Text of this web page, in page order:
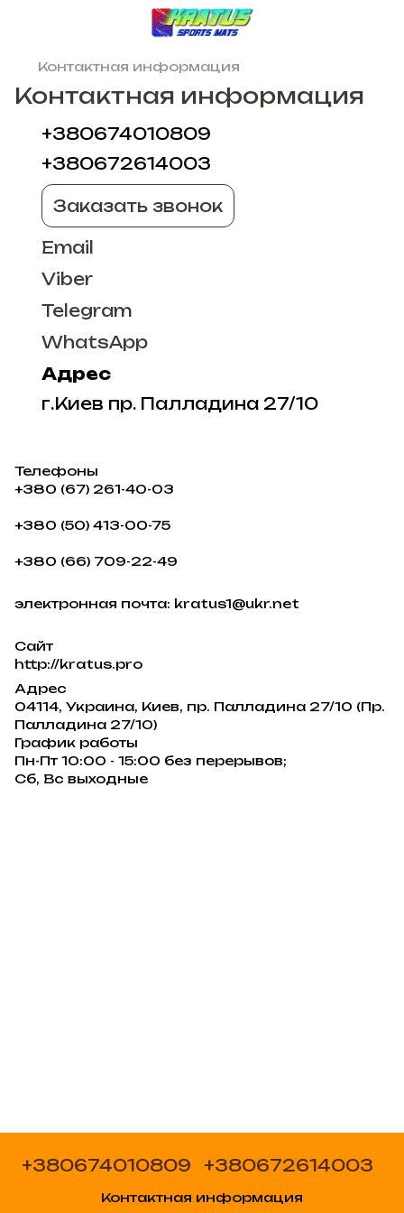
Контактная информация
Контактная информация
+380674010809
+380672614003
Заказать звонок
Email
Viber
Telegram
WhatsApp
Адрес
г.Киев пр. Палладина 27/10
Телефоны
+380 (67) 261-40-03
+380 (50) 413-00-75
+380 (66) 709-22-49
электронная почта: kratus1@ukr.net
Сайт
http://kratus.pro
Адрес
04114, Украина, Киев, пр. Палладина 27/10 (Пр.
Палладина 27/10)
График работы
Пн-Пт 10:00 - 15:00 без перерывов;
Сб, Вс выходные
+380674010809 +380672614003
Контактная информация